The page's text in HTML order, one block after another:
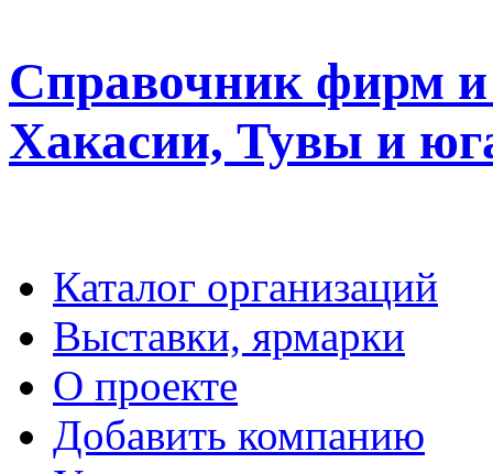
Справочник фирм и
Хакасии, Тувы и
Каталог организаций
Выставки, ярмарки
О проекте
Добавить компанию